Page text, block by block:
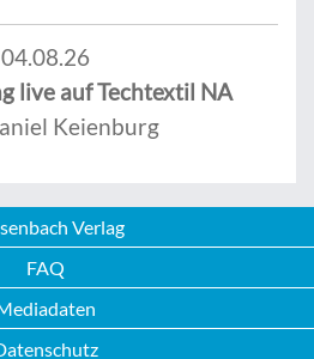
04.08.26
live auf Techtextil NA
Keienburg
Verlag
FAQ